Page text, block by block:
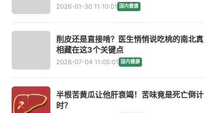
2026-01-30 11:10:01 国内健康
削皮还是直接啃？医生悄悄说吃桃的南北真
相藏在这3个关键点
2026-07-04 11:05:01 国内健康
半根苦黄瓜让他肝衰竭！苦味竟是死亡倒计
时？